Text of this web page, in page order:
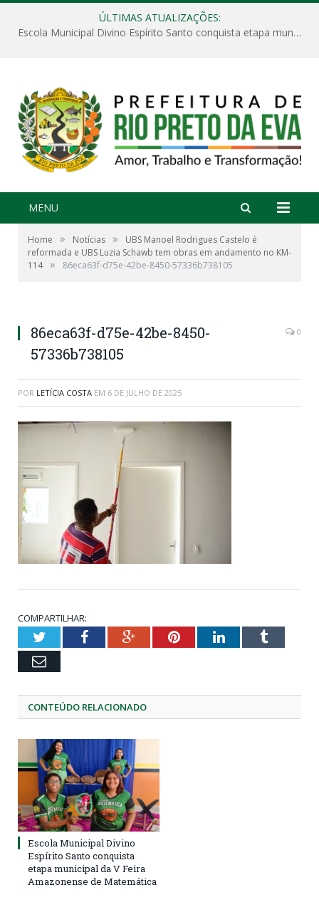
ÚLTIMAS ATUALIZAÇÕES:
Escola Municipal Divino Espírito Santo conquista etapa municipal da V Feira Amazonense de Matemática
MENU
Home » Notícias »
UBS Manoel Rodrigues Castelo é
reformada e UBS Luzia Schawb tem obras em andamento no KM-
114 » 86eca63f-d75e-42be-8450-57336b738105
86eca63f-d75e-42be-8450-
57336b738105
0
POR LETÍCIA COSTA EM 6 DE JULHO DE 2025
COMPARTILHAR:
TwitterFacebookGoogle+PinterestLinkedInTumblr
Email
CONTEÚDO RELACIONADO
Escola Municipal Divino
Espírito Santo conquista
etapa municipal da V Feira
Amazonense de Matemática